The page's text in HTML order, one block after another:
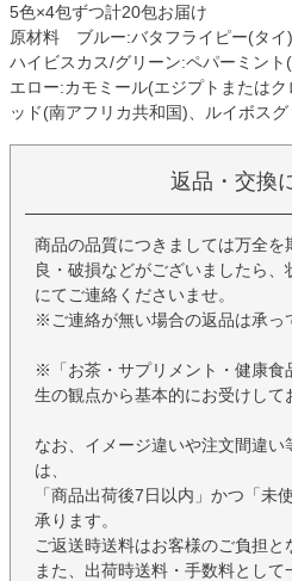
5色×4包ずつ計20包お届け
原材料 ブルー:バタフライピー(タイ
ハイビスカス/グリーン:ペパーミン
エロー:カモミール(エジプトまたは
ッド(南アフリカ共和国)、ルイボスグ
返品・交換
商品の品質につきましては万全を
良・破損などがございましたら
にてご連絡くださいませ。
※ご連絡が無い場合の返品は承っ
※「お茶・サプリメント・健康食
生の観点から基本的にお受けして
なお、イメージ違いや注文間違
は、
「商品出荷後7日以内」かつ「未
承ります。
ご返送時送料はお客様のご負担と
また、出荷時送料・手数料とし